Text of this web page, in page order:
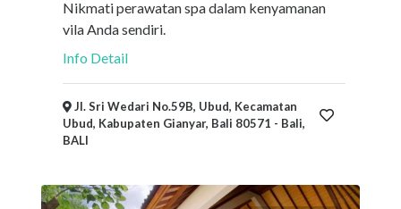
Nikmati perawatan spa dalam kenyamanan
vila Anda sendiri.
Info Detail
Jl. Sri Wedari No.59B, Ubud, Kecamatan
Ubud, Kabupaten Gianyar, Bali 80571 - Bali,
BALI